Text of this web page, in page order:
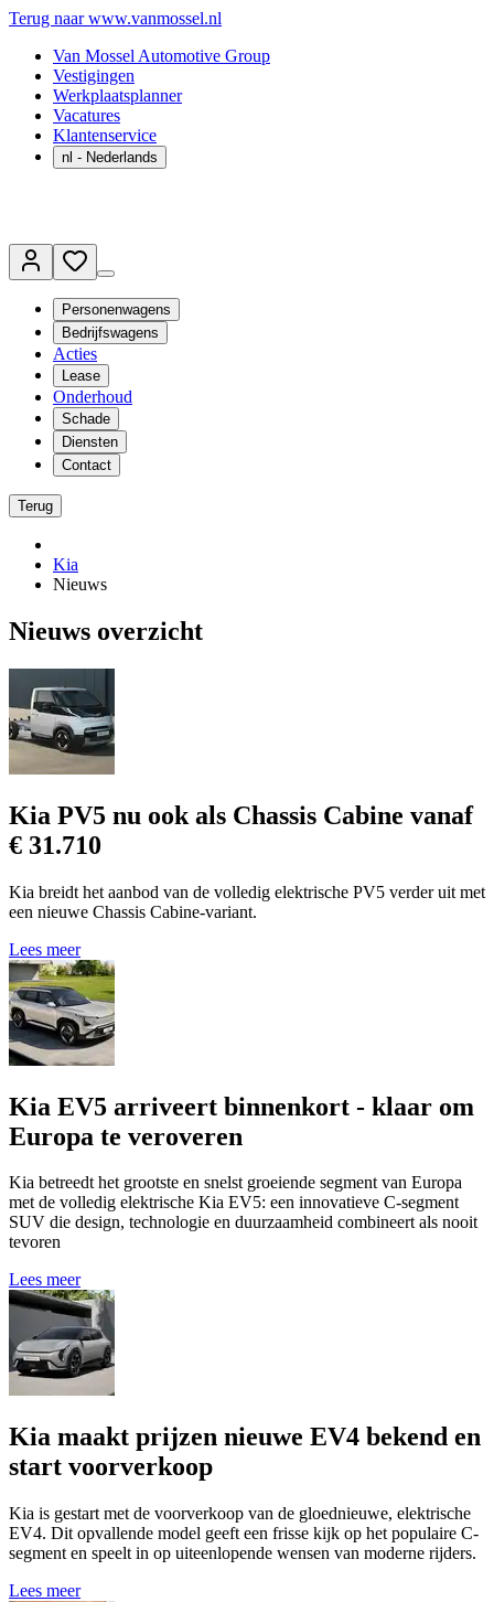
Terug naar www.vanmossel.nl
Van Mossel Automotive Group
Vestigingen
Werkplaatsplanner
Vacatures
Klantenservice
nl - Nederlands
Personenwagens
Bedrijfswagens
Acties
Lease
Onderhoud
Schade
Diensten
Contact
Terug
Kia
Nieuws
Nieuws overzicht
Kia PV5 nu ook als Chassis Cabine vanaf
€ 31.710
Kia breidt het aanbod van de volledig elektrische PV5 verder uit met
een nieuwe Chassis Cabine-variant.
Lees meer
Kia EV5 arriveert binnenkort - klaar om
Europa te veroveren
Kia betreedt het grootste en snelst groeiende segment van Europa
met de volledig elektrische Kia EV5: een innovatieve C-segment
SUV die design, technologie en duurzaamheid combineert als nooit
tevoren
Lees meer
Kia maakt prijzen nieuwe EV4 bekend en
start voorverkoop
Kia is gestart met de voorverkoop van de gloednieuwe, elektrische
EV4. Dit opvallende model geeft een frisse kijk op het populaire C-
segment en speelt in op uiteenlopende wensen van moderne rijders.
Lees meer